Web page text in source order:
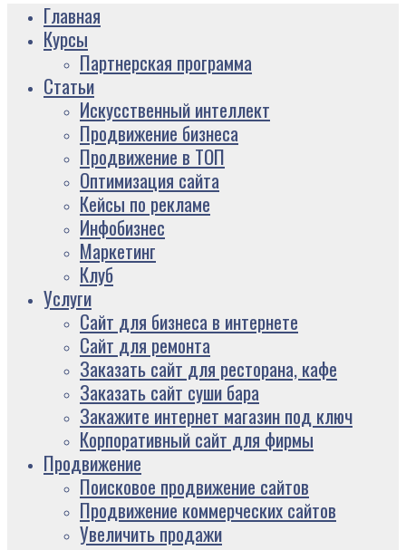
Главная
Курсы
Партнерская программа
Статьи
Искусственный интеллект
Продвижение бизнеса
Продвижение в ТОП
Оптимизация сайта
Кейсы по рекламе
Инфобизнес
Маркетинг
Клуб
Услуги
Сайт для бизнеса в интернете
Сайт для ремонта
Заказать сайт для ресторана, кафе
Заказать сайт суши бара
Закажите интернет магазин под ключ
Корпоративный сайт для фирмы
Продвижение
Поисковое продвижение сайтов
Продвижение коммерческих сайтов
Увеличить продажи